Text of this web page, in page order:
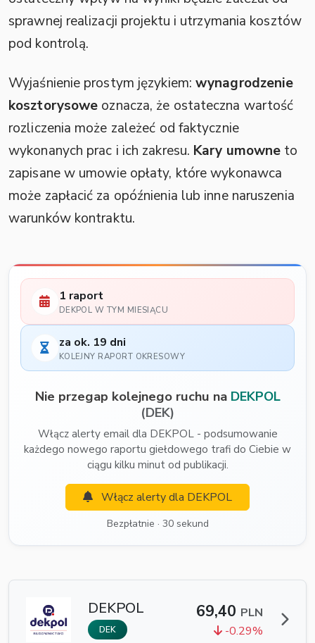
sprawnej realizacji projektu i utrzymania kosztów
pod kontrolą.
Wyjaśnienie prostym językiem: wynagrodzenie
kosztorysowe oznacza, że ostateczna wartość
rozliczenia może zależeć od faktycznie
wykonanych prac i ich zakresu. Kary umowne to
zapisane w umowie opłaty, które wykonawca
może zapłacić za opóźnienia lub inne naruszenia
warunków kontraktu.
1 raport
DEKPOL W TYM MIESIĄCU
za ok. 19 dni
KOLEJNY RAPORT OKRESOWY
Nie przegap kolejnego ruchu na DEKPOL
(DEK)
Włącz alerty email dla DEKPOL - podsumowanie
każdego nowego raportu giełdowego trafi do Ciebie w
ciągu kilku minut od publikacji.
Włącz alerty dla DEKPOL
Bezpłatnie · 30 sekund
DEKPOL
DEK
69,40 PLN
-0.29%